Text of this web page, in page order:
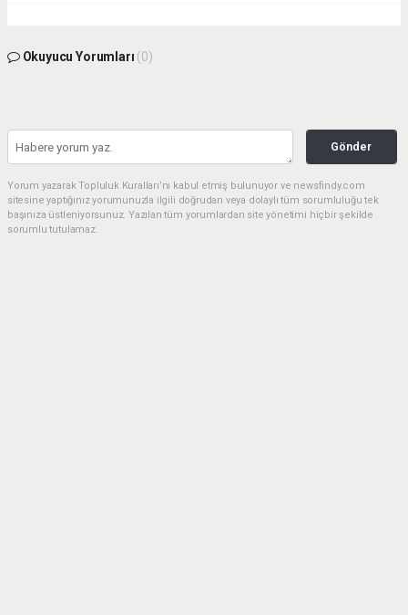
Okuyucu Yorumları (0)
Gönder
Yorum yazarak Topluluk Kuralları’nı kabul etmiş bulunuyor ve newsfindy.com
sitesine yaptığınız yorumunuzla ilgili doğrudan veya dolaylı tüm sorumluluğu tek
başınıza üstleniyorsunuz. Yazılan tüm yorumlardan site yönetimi hiçbir şekilde
sorumlu tutulamaz.